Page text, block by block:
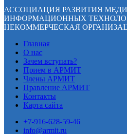
АССОЦИАЦИЯ РАЗВИТИЯ
ИНФОРМАЦИОННЫХ
НЕКОММЕРЧЕСКАЯ
Главная
О нас
Зачем вступать?
Прием в АРМИТ
Члены АРМИТ
Правление АРМИТ
Контакты
Карта сайта
+7-916-628-59-46
info@armit.ru